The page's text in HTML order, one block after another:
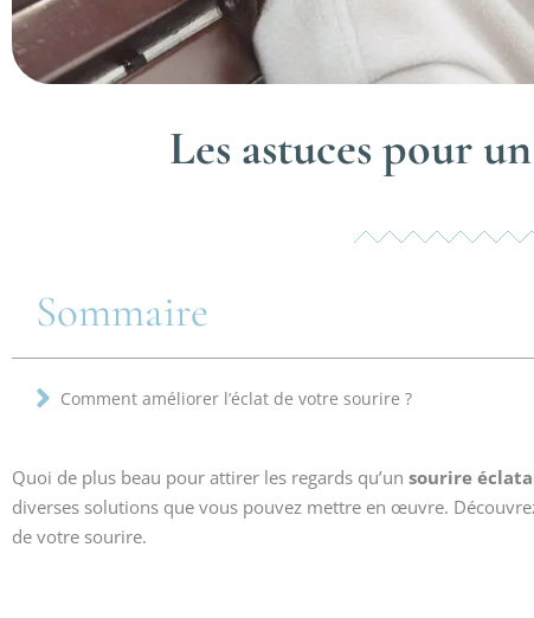
Les astuces pour
Sommaire
Comment améliorer l’éclat de votre sourire ?
Quoi de plus beau pour attirer les regards qu’un sourire
diverses solutions que vous pouvez mettre en œuvre.
de votre sourire.